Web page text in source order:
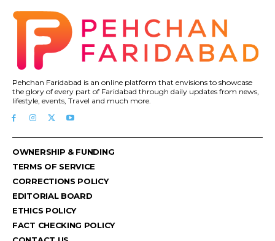
Pehchan Faridabad is an online platform that envisions to showcase
the glory of every part of Faridabad through daily updates from news,
lifestyle, events, Travel and much more.
OWNERSHIP & FUNDING
TERMS OF SERVICE
CORRECTIONS POLICY
EDITORIAL BOARD
ETHICS POLICY
FACT CHECKING POLICY